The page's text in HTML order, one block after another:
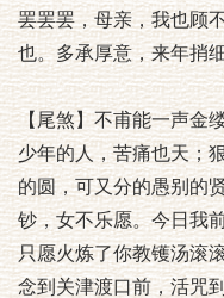
罢罢罢，母亲，我也顾
也。多承厚意，来年捎
【尾煞】不甫能一声金
少年的人，苦痛也天；
的圆，可又分的愚别的
钞，女不乐愿。今日我
只愿火炼了你教镬汤滚
念到关津渡口前，活咒